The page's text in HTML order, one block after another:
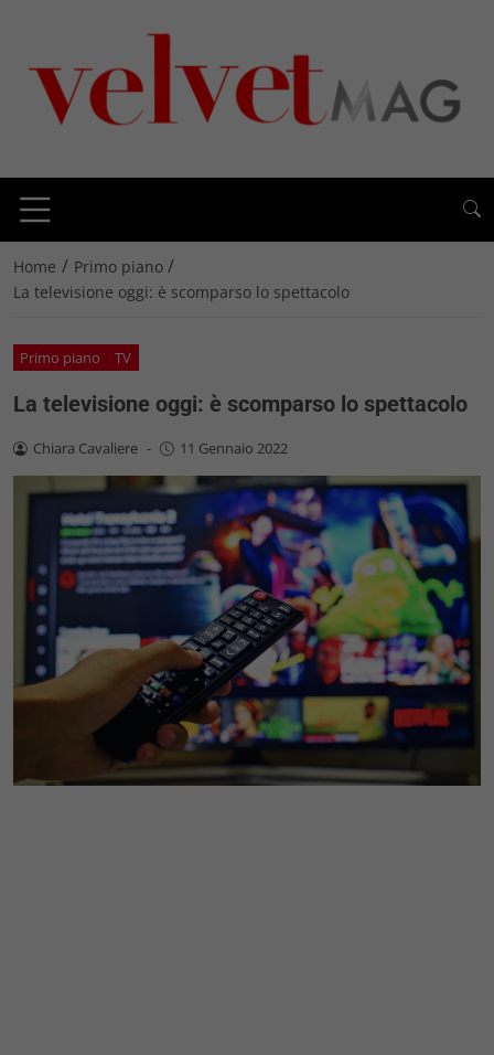
Home / Primo piano /
La televisione oggi: è scomparso lo spettacolo
Primo piano TV
La televisione oggi: è scomparso lo spettacolo
Chiara Cavaliere - 11 Gennaio 2022